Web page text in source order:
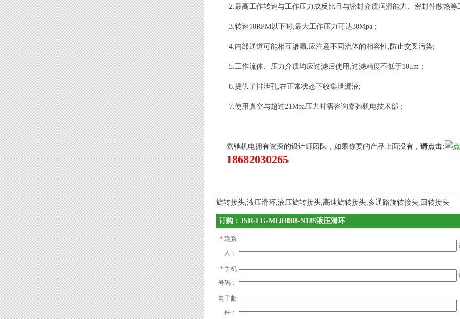
2.最高工作转速与工作压力成反比且与密封介质润滑能力、密封件散热等
3.转速10RPM以下时,最大工作压力可达30Mpa；
4.内部通道可能相互渗漏,应注意不同流体的相容性,防止交叉污染;
5.工作流体、压力介质均应过滤后使用,过滤精度不低于10μm；
6.提供了排泄孔,在正常状态下收集泄漏液;
7.使用真空与超过21Mpa压力时需咨询嘉驰机电技术部；
嘉驰机电拥有资深的设计师团队，如果你要的产品上面没有， 请点击:
18682030265
旋转接头,液压滑环,液压旋转接头,高速旋转接头,多通路旋转接头,回转接头
订购：JSR-LG-ML03008-N185液压滑环
* 联系
人：
* 手机
号码：
电子邮
件：